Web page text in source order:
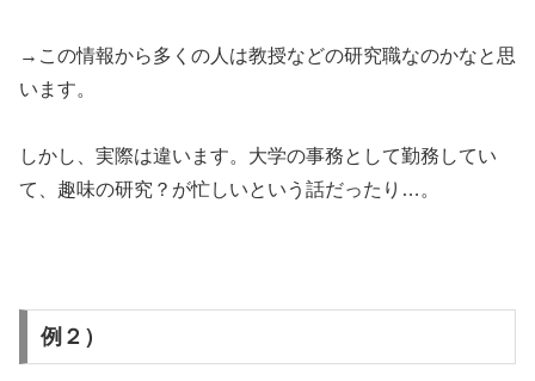
→この情報から多くの人は教授などの研究職なのかなと思
います。
しかし、実際は違います。大学の事務として勤務してい
て、趣味の研究？が忙しいという話だったり…。
例２）